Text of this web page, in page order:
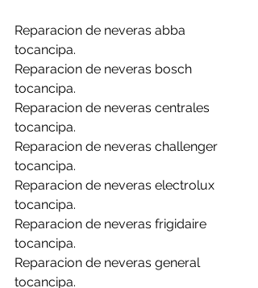
Reparacion de neveras abba
tocancipa.
Reparacion de neveras bosch
tocancipa.
Reparacion de neveras centrales
tocancipa.
Reparacion de neveras challenger
tocancipa.
Reparacion de neveras electrolux
tocancipa.
Reparacion de neveras frigidaire
tocancipa.
Reparacion de neveras general
tocancipa.